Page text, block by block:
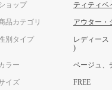
ョップ ティティベ
品カテゴリ アウター・
別タイプ レディース
)
ラー ベージュ、
イズ FREE